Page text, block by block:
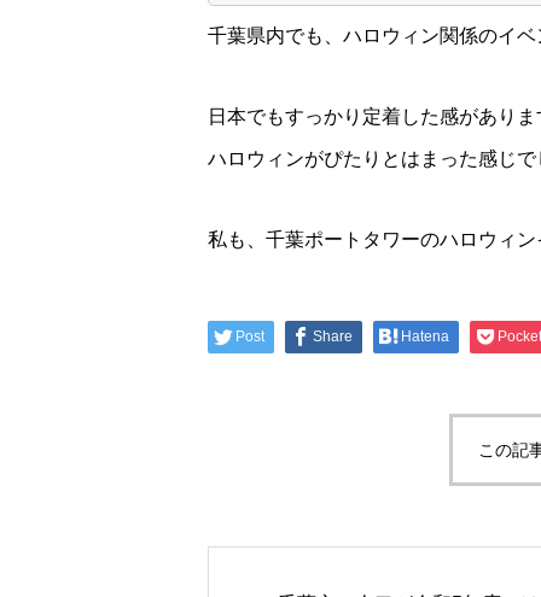
千葉県内でも、ハロウィン関係のイ
日本でもすっかり定着した感があり
ハロウィンがぴたりとはまった感じ
私も、千葉ポートタワーのハロウィ
Post Share Hatena Pocket
この記